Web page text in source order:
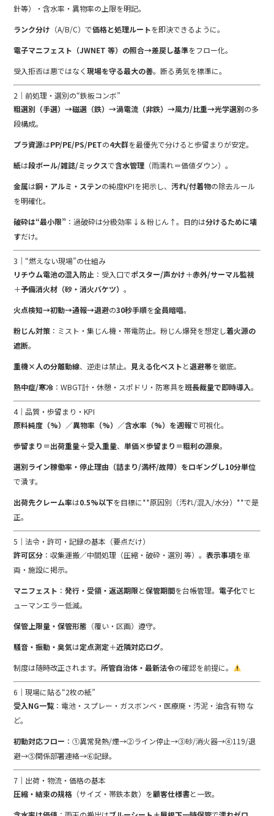
針等）・含水率・異物率の上限を明記。
ランク分け （A/B/C）で価格と処理ルートを即決できるように。
電子マニフェスト（JWNET 等）の照合→差戻し基準をフロー化。
受入拒否は悪ではなく現場を守る最大の善。断る勇気を標準に。
2｜前処理・選別の“鉄板コンボ”
粗選別（手選）→磁選（鉄）→渦電流（非鉄）→風力/比重→光学選別の多
段構成。
プラ資源はPP/PE/PS/PETの4大群を最優先で分けると歩留まりが安定。
紙は段ボール/雑誌/ミックスで含水管理 （雨濡れ＝価値ダウン）。
金属は銅・アルミ・ステンの純度KPIを掲示し、汚れ/付着物の除去ルール
を明確化。
破砕は“最小限” ：過破砕は分級効率↓＆粉じん↑。目的は分けるために壊
すだけ。
3｜“燃えない現場”の仕組み
リチウム電池の混入防止 ：受入口でポスター/声かけ＋赤外/サーマル監視
＋予備消火材（砂・消火バケツ）。
火点検知→初動→通報→退避の30秒手順を全員暗唱。
粉じん対策 ：ミスト・集じん機・帯電防止。粉じん爆発を想定し着火源の
遮断。
重機×人の分離動線、逆走は禁止。 見える化ベストと退避帯を徹底。
熱中症/寒冷 ：WBGT計・休憩・スポドリ・防寒具を班長裁量で即時導入。
4｜品質・歩留まり・KPI
原料純度（%）／異物率（%）／含水率（%）を週報で可視化。
歩留まり＝出荷重量÷受入重量、単価×歩留まり＝粗利の源泉。
選別ライン稼働率・停止理由（詰まり/満杯/故障）をロギングし10分単位
で潰す。
出荷先クレーム率は0.5%以下を目標に**原因別（汚れ/混入/水分）**で是
正。
5｜法令・許可・記録の基本（要点だけ）
許可区分 ：収集運搬／中間処理（圧縮・破砕・選別 等）。表示事項を車
両・施設に掲示。
マニフェスト ：発行・受領・返送期限と保管期間を台帳管理。電子化でヒ
ューマンエラー低減。
保管上限量・保管形態 （覆い・区画）遵守。
騒音・振動・臭気は定点測定＋近隣対応ログ。
制度は随時改正されます。所管自治体・最新法令の確認を前提に。
6｜現場に貼る“2枚の紙”
受入NG一覧：電池・スプレー・ガスボンベ・医療廃・汚泥・油含有物 な
ど。
初動対応フロー ：①異常発熱/煙→②ライン停止→③砂/消火器→④119/退
避→⑤関係部署連絡→⑥記録。
7｜出荷・物流・価格の基本
圧縮・結束の規格 （サイズ・帯鉄本数）を顧客仕様書と一致。